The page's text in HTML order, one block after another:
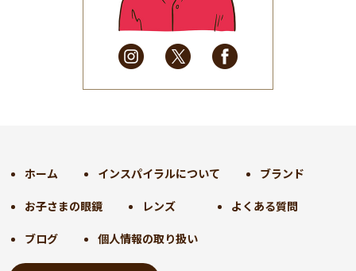
2025年4月
(32)
2025年3月(31)
2025年2月
(28)
2025年1月
(34)
2024年9月(30)
2024年7月(31)
2024年6月(30)
2024年5月
ホーム インスパイラルについて ブランド
お子さまの眼鏡 レンズ よくある質問
ブログ 個人情報の取り扱い